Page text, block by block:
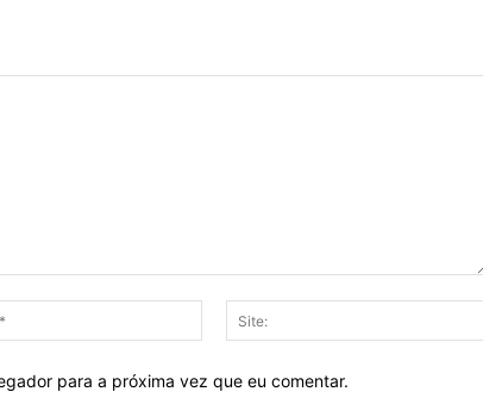
mail:*
para a próxima vez que eu comentar.